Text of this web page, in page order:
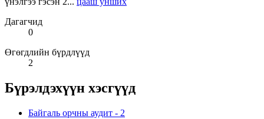
Дагагчид
0
Өгөгдлийн бүрдлүүд
2
Бүрэлдэхүүн хэсгүүд
Байгаль орчны аудит - 2